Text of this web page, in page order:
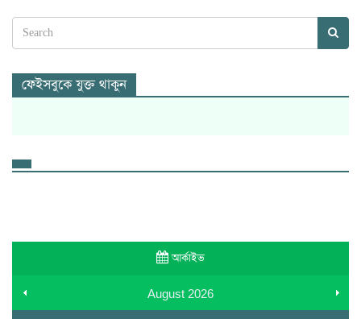
ফেইসবুকে যুক্ত থাকুন
আর্কাইভ
August 2026